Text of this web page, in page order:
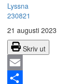
Lyssna
230821
21 augusti 2023
Skriv ut
Email